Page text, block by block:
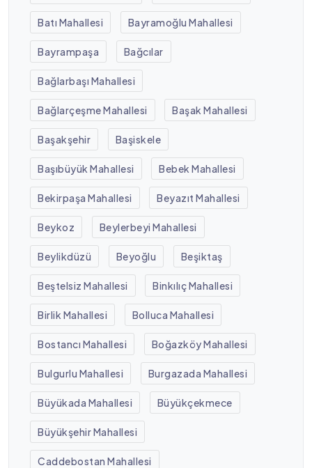
Batı Mahallesi Bayramoğlu Mahallesi
Bayrampaşa Bağcılar
Bağlarbaşı Mahallesi
Bağlarçeşme Mahallesi Başak Mahallesi
Başakşehir Başiskele
Başıbüyük Mahallesi Bebek Mahallesi
Bekirpaşa Mahallesi Beyazıt Mahallesi
Beykoz Beylerbeyi Mahallesi
Beylikdüzü Beyoğlu Beşiktaş
Beştelsiz Mahallesi Binkılıç Mahallesi
Birlik Mahallesi Bolluca Mahallesi
Bostancı Mahallesi Boğazköy Mahallesi
Bulgurlu Mahallesi Burgazada Mahallesi
Büyükada Mahallesi Büyükçekmece
Büyükşehir Mahallesi
Caddebostan Mahallesi